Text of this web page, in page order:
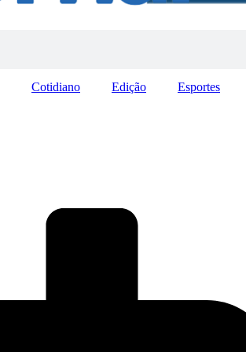
Cotidiano Edição Esportes